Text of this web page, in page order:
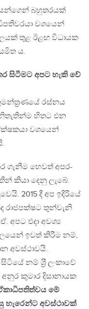
බහුතරයක්
වශයෙන්
තුළ ඊළඟ විධායක
ය.
සිටීමට අපට හැකි වේ
රස්නය
හිතට එන
වශයෙන්
ගැනීම හෙවත් අපර-
කියා දෙනු ලැබේ.
2015 දී අප ඉදිරියේ
රාජපක්ෂට තුන්වැනි
අපට එදා අවශ්‍ය
ඉවත් කිරීම නම්,
අවස්ථාවයි.
නම් ශ‍්‍රී ලංකාවේ
අනුර කුමාර දිසානායක
මේ
හැරෙන්ට අවස්ථාවක්